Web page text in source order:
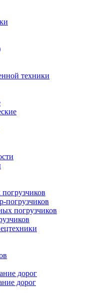
техники
погрузчиков
погрузчиков
дорог
дорог